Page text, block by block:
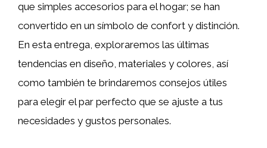
que simples accesorios para el hogar; se han
convertido en un símbolo de confort y distinción.
En esta entrega, exploraremos las últimas
tendencias en diseño, materiales y colores, así
como también te brindaremos consejos útiles
para elegir el par perfecto que se ajuste a tus
necesidades y gustos personales.